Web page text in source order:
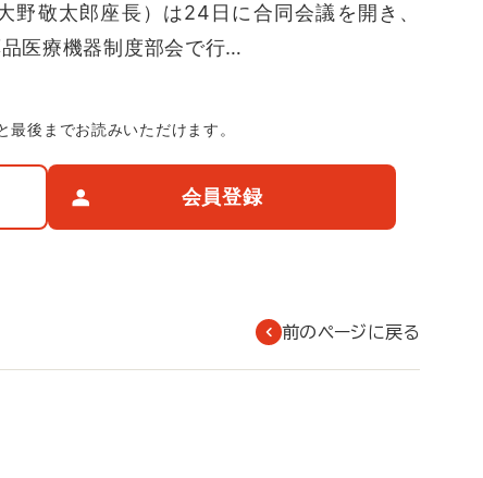
野敬太郎座長）は24日に合同会議を開き、
医療機器制度部会で行…
最後までお読みいただけます。
会員登録
前のページに戻る